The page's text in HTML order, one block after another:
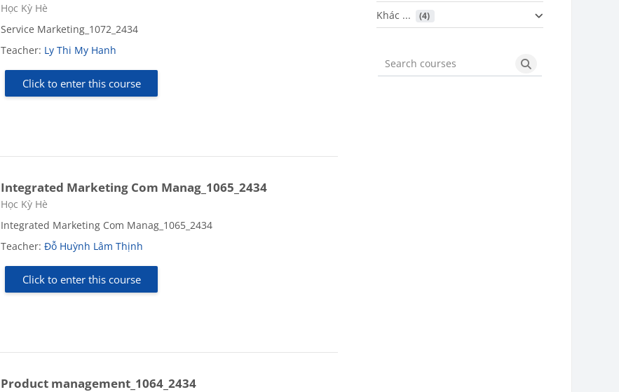
Course category
Học Kỳ Hè
Service Marketing_1072_2434
Teacher: Ly Thi My Hanh
Click to enter this course
Integrated Marketing Com Manag_1065_2434
Course category
Học Kỳ Hè
Integrated Marketing Com Manag_1065_2434
Teacher:Đỗ Huỳnh Lâm Thịnh
Click to enter this course
Product management_1064_2434
Khác ... (4)
Search courses Search courses